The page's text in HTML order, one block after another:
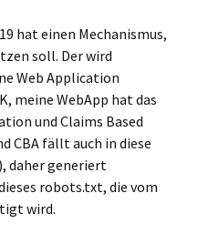
hat einen Mechanismus,
soll. Der wird
Web Application
meine WebApp hat das
und Claims Based
CBA fällt auch in diese
daher generiert
robots.txt, die vom
wird.